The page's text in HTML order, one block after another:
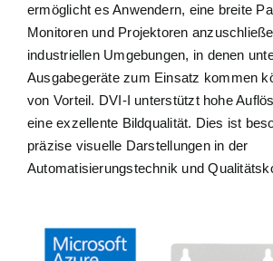
ermöglicht es Anwendern, eine breite
Monitoren und Projektoren
industriellen Umgebungen, in denen
Ausgabegeräte zum Einsatz kommen
von Vorteil. DVI-I unterstützt hohe
eine exzellente Bildqualität. Dies ist
präzise visuelle Darstellungen in der
Automatisierungstechnik und